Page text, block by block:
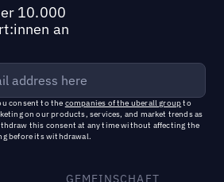
10.000
an
consent to the companies of the uberall groupto
on our products, services, and market trends as
this consent at any time without affecting the
before its withdrawal.